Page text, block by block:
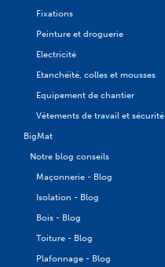
Fixations
Peinture et droguerie
Electricité
Etanchéité, colles et mousses
Equipement de chantier
Vêtements de travail et sécurité
BigMat
Notre blog conseils
Maçonnerie - Blog
Isolation - Blog
Bois - Blog
Toiture - Blog
Plafonnage - Blog